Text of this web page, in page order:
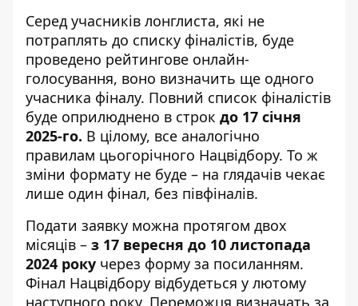
Серед учасників лонглиста, які не
потраплять до списку фіналістів, буде
проведено рейтингове онлайн-
голосування, воно визначить ще одного
учасника фіналу. Повний список фіналістів
буде оприлюднено в строк до 17 січня
2025-го. В цілому, все аналогічно
правилам цьогорічного Нацвідбору. То ж
зміни формату не буде – на глядачів чекає
лише один фінал, без півфіналів.
Подати заявку можна протягом двох
місяців – з 17 вересня до 10 листопада
2024 року через форму за посиланням.
Фінал Нацвідбору відбудеться у лютому
наступного року. Переможця визначать за